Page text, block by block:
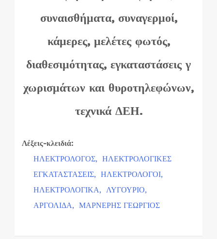
συναισθήματα, συναγερμοί,
κάμερες, μελέτες φωτός,
διαθεσιμότητας, εγκαταστάσεις γ
χωρισμάτων και θυροτηλεφώνων,
τεχνικά ΔΕΗ.
Λέξεις-κλειδιά:
ΗΛΕΚΤΡΟΛΟΓΟΣ, ΗΛΕΚΤΡΟΛΟΓΙΚΕΣ
ΕΓΚΑΤΑΣΤΑΣΕΙΣ, ΗΛΕΚΤΡΟΛΟΓΟΙ,
ΗΛΕΚΤΡΟΛΟΓΙΚΑ, ΛΥΓΟΥΡΙΟ,
ΑΡΓΟΛΙΔΑ, ΜΑΡΝΕΡΗΣ ΓΕΩΡΓΙΟΣ